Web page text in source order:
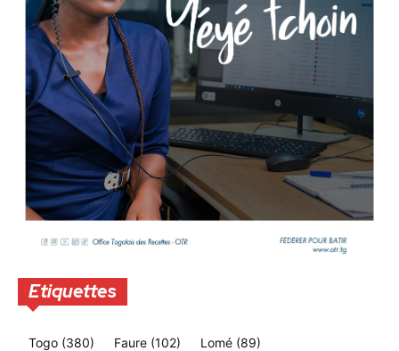
Etiquettes
Togo (380) Faure (102) Lomé (89)